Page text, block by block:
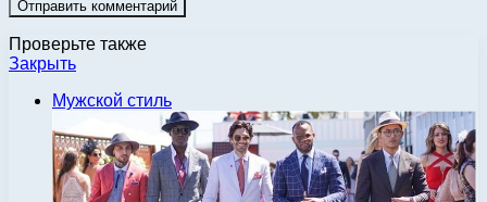
Проверьте также
Закрыть
Мужской стиль